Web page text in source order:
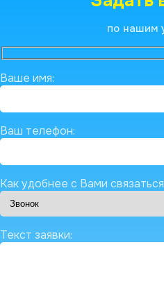
по нашим
Ваше имя:
Ваш телефон:
Как удобнее с Вами
Текст заявки: